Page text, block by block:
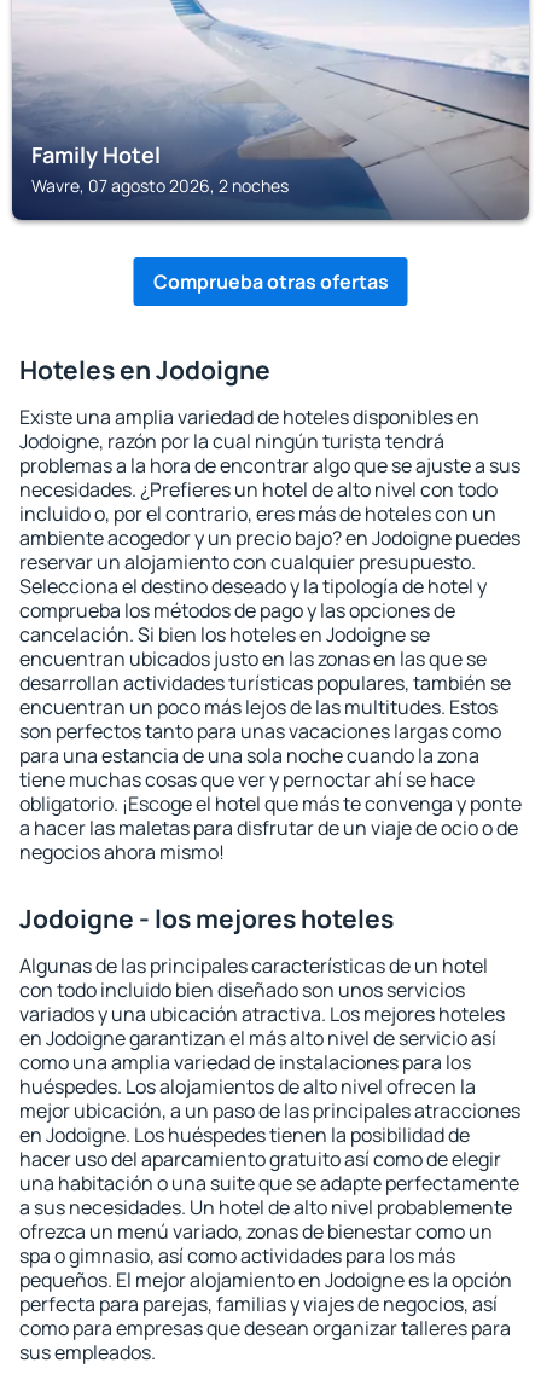
Family Hotel
Wavre, 07 agosto 2026, 2 noches
Comprueba otras ofertas
Hoteles en Jodoigne
Existe una amplia variedad de hoteles disponibles en
Jodoigne, razón por la cual ningún turista tendrá
problemas a la hora de encontrar algo que se ajuste a sus
necesidades. ¿Prefieres un hotel de alto nivel con todo
incluido o, por el contrario, eres más de hoteles con un
ambiente acogedor y un precio bajo? en Jodoigne puedes
reservar un alojamiento con cualquier presupuesto.
Selecciona el destino deseado y la tipología de hotel y
comprueba los métodos de pago y las opciones de
cancelación. Si bien los hoteles en Jodoigne se
encuentran ubicados justo en las zonas en las que se
desarrollan actividades turísticas populares, también se
encuentran un poco más lejos de las multitudes. Estos
son perfectos tanto para unas vacaciones largas como
para una estancia de una sola noche cuando la zona
tiene muchas cosas que ver y pernoctar ahí se hace
obligatorio. ¡Escoge el hotel que más te convenga y ponte
a hacer las maletas para disfrutar de un viaje de ocio o de
negocios ahora mismo!
Jodoigne - los mejores hoteles
Algunas de las principales características de un hotel
con todo incluido bien diseñado son unos servicios
variados y una ubicación atractiva. Los mejores hoteles
en Jodoigne garantizan el más alto nivel de servicio así
como una amplia variedad de instalaciones para los
huéspedes. Los alojamientos de alto nivel ofrecen la
mejor ubicación, a un paso de las principales atracciones
en Jodoigne. Los huéspedes tienen la posibilidad de
hacer uso del aparcamiento gratuito así como de elegir
una habitación o una suite que se adapte perfectamente
a sus necesidades. Un hotel de alto nivel probablemente
ofrezca un menú variado, zonas de bienestar como un
spa o gimnasio, así como actividades para los más
pequeños. El mejor alojamiento en Jodoigne es la opción
perfecta para parejas, familias y viajes de negocios, así
como para empresas que desean organizar talleres para
sus empleados.